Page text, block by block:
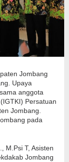
Jombang
Upaya
anggota
Persatuan
Jombang.
pada
M.Psi T, Asisten
Jombang